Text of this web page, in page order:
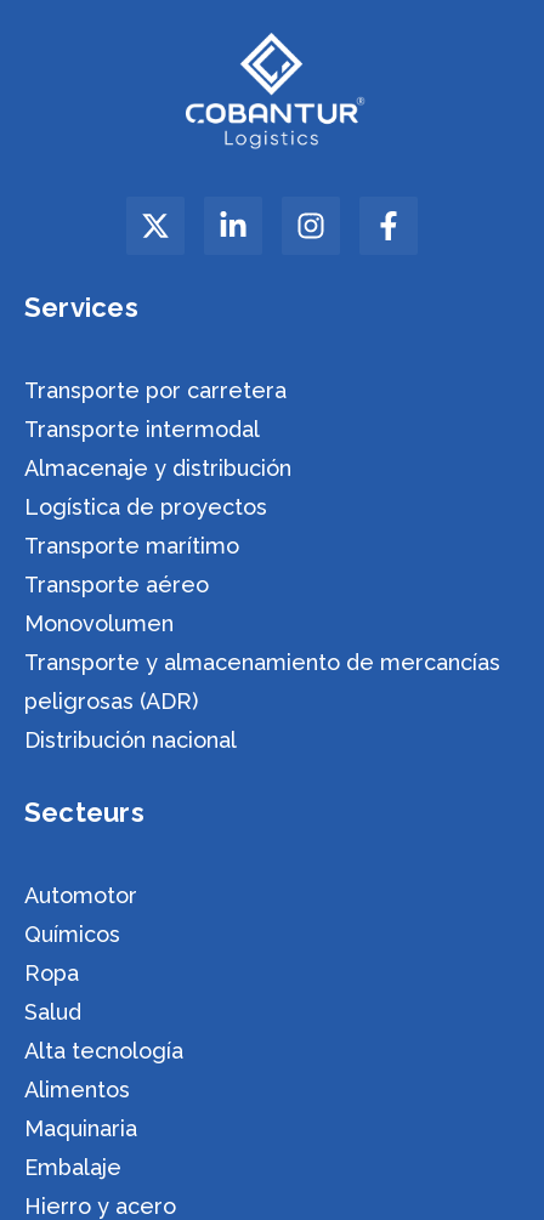
Services
Transporte por carretera
Transporte intermodal
Almacenaje y distribución
Logística de proyectos
Transporte marítimo
Transporte aéreo
Monovolumen
Transporte y almacenamiento de mercancías
peligrosas (ADR)
Distribución nacional
Secteurs
Automotor
Químicos
Ropa
Salud
Alta tecnología
Alimentos
Maquinaria
Embalaje
Hierro y acero